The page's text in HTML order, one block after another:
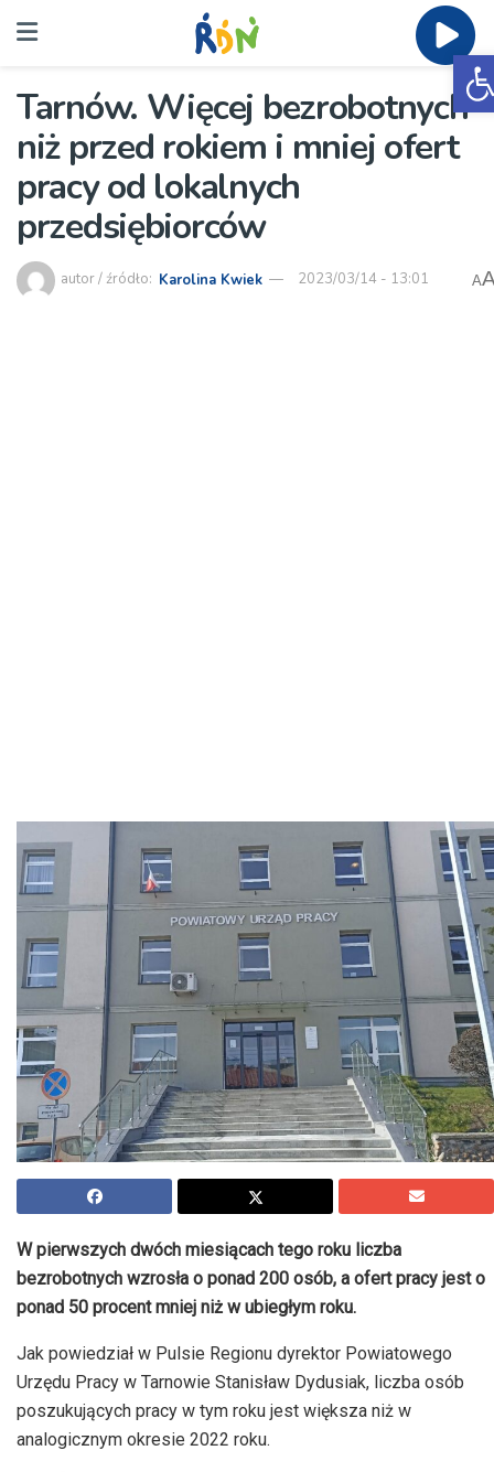
Tarnów. Więcej bezrobotnych
niż przed rokiem i mniej ofert
pracy od lokalnych
przedsiębiorców
autor / źródło: Karolina Kwiek 2023/03/14 - 13:01 A
W pierwszych dwóch miesiącach tego roku liczba
bezrobotnych wzrosła o ponad 200 osób, a ofert pracy jest o
ponad 50 procent mniej niż w ubiegłym roku.
Jak powiedział w Pulsie Regionu dyrektor Powiatowego
Urzędu Pracy w Tarnowie Stanisław Dydusiak, liczba osób
poszukujących pracy w tym roku jest większa niż w
analogicznym okresie 2022 roku.